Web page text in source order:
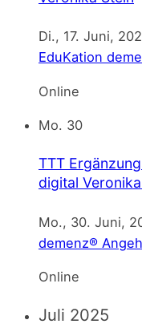
Di., 17. Juni,
EduKation
Online
Mo. 30
TTT
digital
Mo., 30. Juni,
demenz®
Online
Juli 2025